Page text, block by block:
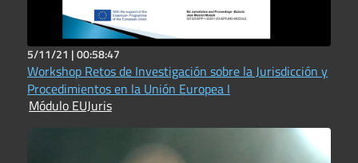
5/11/21 |00:58:47
Workshop Retos de Investigación sobre la Jurisdicción y
Procedimientos en la Unión Europea I
Módulo EUJuris